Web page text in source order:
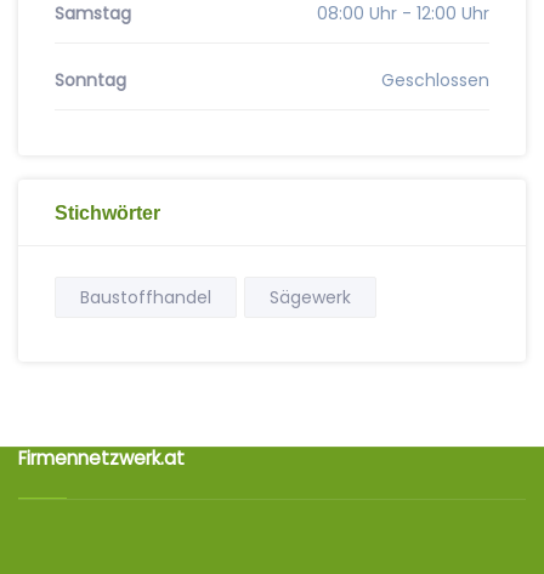
Samstag 08:00 Uhr - 12:00 Uhr
Sonntag Geschlossen
Stichwörter
Baustoffhandel Sägewerk
Firmennetzwerk.at